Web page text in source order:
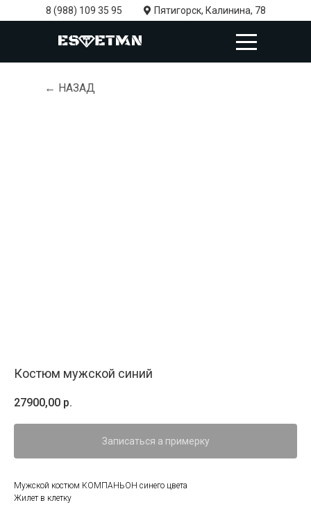
8 (988) 109 35 95 Пятигорск, Калинина, 78
← НАЗАД
Костюм мужской синий
27900,00 р.
Записаться а примерку
Мужской костюм КОМПАНЬОН синего цвета
Жилет в клетку